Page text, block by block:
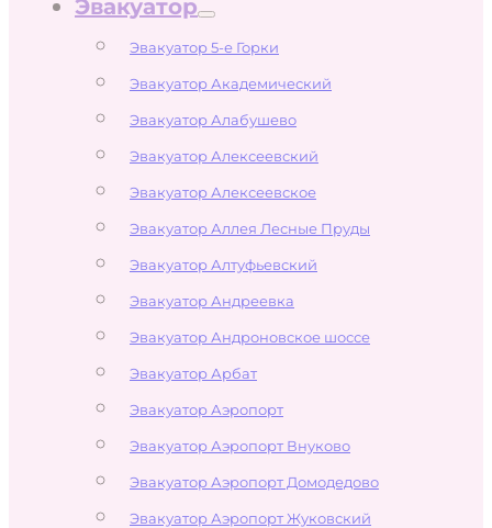
Эвакуатор
Эвакуатор 5-е Горки
Эвакуатор Академический
Эвакуатор Алабушево
Эвакуатор Алексеевский
Эвакуатор Алексеевское
Эвакуатор Аллея Лесные Пруды
Эвакуатор Алтуфьевский
Эвакуатор Андреевка
Эвакуатор Андроновское шоссе
Эвакуатор Арбат
Эвакуатор Аэропорт
Эвакуатор Аэропорт Внуково
Эвакуатор Аэропорт Домодедово
Эвакуатор Аэропорт Жуковский